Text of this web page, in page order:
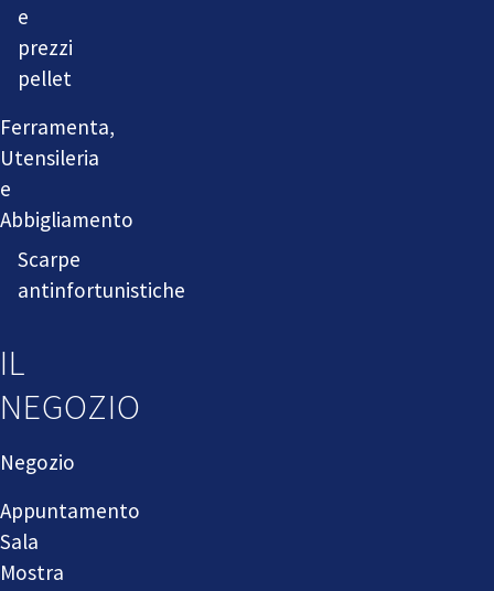
e
prezzi
pellet
Ferramenta,
Utensileria
e
Abbigliamento
Scarpe
antinfortunistiche
IL
NEGOZIO
Negozio
Appuntamento
Sala
Mostra